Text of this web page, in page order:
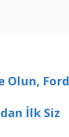
Olun, Ford
İlk Siz